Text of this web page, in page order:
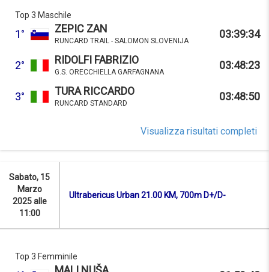
Top 3 Maschile
1° ZEPIC ZAN
RUNCARD TRAIL - SALOMON SLOVENIJA
03:39:34
2° RIDOLFI FABRIZIO
G.S. ORECCHIELLA GARFAGNANA
03:48:23
3° TURA RICCARDO
RUNCARD STANDARD
03:48:50
Visualizza risultati completi
Sabato, 15
Marzo
2025 alle
11:00
Ultrabericus Urban 21.00 KM, 700m D+/D-
Top 3 Femminile